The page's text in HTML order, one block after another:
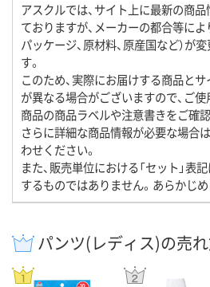
アスクルでは、サイト上に最新の商
ておりますが、メーカーの都合等によ
パッケージ、原材料、原産国など）が
す。
このため、実際にお届けする商品と
が異なる場合がございますので、ご
商品の商品ラベルや注意書きをご確認
さらに詳細な商品情報が必要な場合
わせください。
また、販売単位における「セット」表
するものではありません。あらかじめ
パンツ(レディス)の売